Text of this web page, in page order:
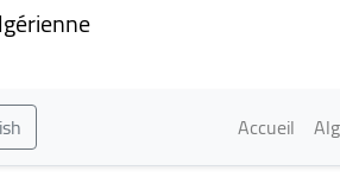
Main
Accueil